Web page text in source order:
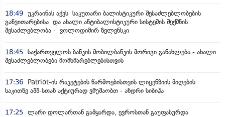
18:49 უკრაინას აქვს საკუთარი ბალისტიკური შესაძლებლობების
განვითარებისა და ახალი ანტიბალისტიკური სისტემის შექმნის
შესაძლებლობა - ვოლოდიმირ ზელენსკი
18:45 საქართველოს ბანკის მობილბანკის მორიგი განახლება - ახალი
შესაძლებლობები მომხმარებლებისთვის
17:36
Patriot-ის რაკეტების წარმოებისთვის ლიცენზიის მიღების
საკითზე აშშ-სთან აქტიურად ვმუშაობთ - ანდრი სიბიჰა
17:25 ლარი დოლართან გამყარდა, ევროსთან გაუფასურდა